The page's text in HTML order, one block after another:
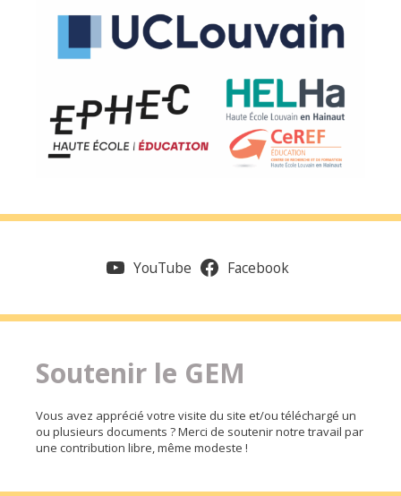
YouTube Facebook
Soutenir le GEM
Vous avez apprécié votre visite du site et/ou téléchargé un
ou plusieurs documents ? Merci de soutenir notre travail par
une contribution libre, même modeste !